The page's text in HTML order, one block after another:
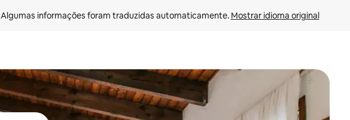
Algumas informações foram traduzidas automaticamente. Mostrar idioma original